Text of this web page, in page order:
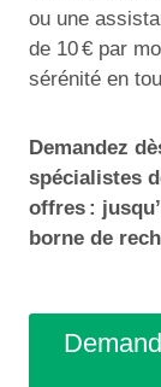
ou une
de 10 € par
sérénité en
Demandez
spécialistes
offres :
borne de